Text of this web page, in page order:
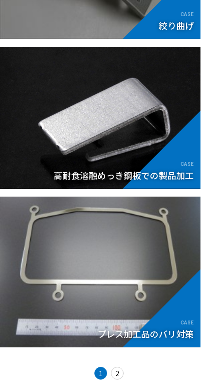
絞り曲げ
高耐食溶融めっき鋼板での製品加工
プレス加工品のバリ対策
1 2